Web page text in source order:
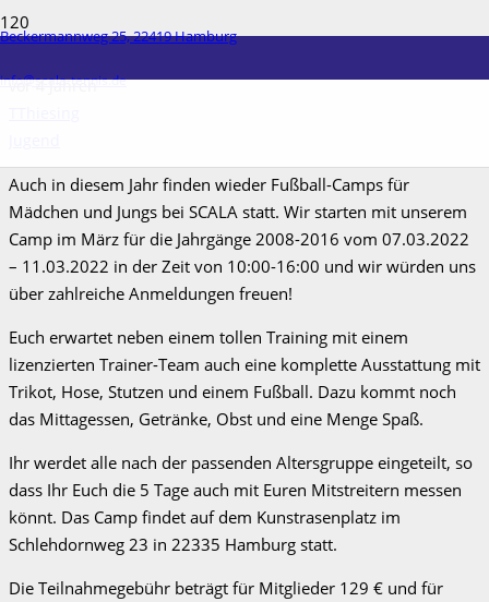
Beckermannweg 25, 22419 Hamburg
info@scala-tennis.de
Beispielnews
vor 4 Jahren
Auch in diesem Jahr finden wieder Fußball-Camps für
Mädchen und Jungs bei SCALA statt. Wir starten mit unserem
Camp im März für die Jahrgänge 2008-2016 vom 07.03.2022
– 11.03.2022 in der Zeit von 10:00-16:00 und wir würden uns
über zahlreiche Anmeldungen freuen!
Euch erwartet neben einem tollen Training mit einem
lizenzierten Trainer-Team auch eine komplette Ausstattung mit
Trikot, Hose, Stutzen und einem Fußball. Dazu kommt noch
das Mittagessen, Getränke, Obst und eine Menge Spaß.
Ihr werdet alle nach der passenden Altersgruppe eingeteilt, so
dass Ihr Euch die 5 Tage auch mit Euren Mitstreitern messen
könnt. Das Camp findet auf dem Kunstrasenplatz im
Schlehdornweg 23 in 22335 Hamburg statt.
Die Teilnahmegebühr beträgt für Mitglieder 129 € und für